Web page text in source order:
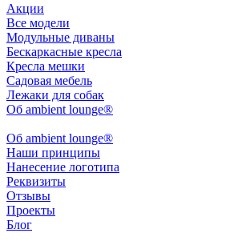
Акции
Все модели
Модульные диваны
Бескаркасные кресла
Кресла мешки
Садовая мебель
Лежаки для собак
Об ambient lounge®
Oб ambient lounge®
Наши принципы
Нанесение логотипа
Реквизиты
Отзывы
Проекты
Блог